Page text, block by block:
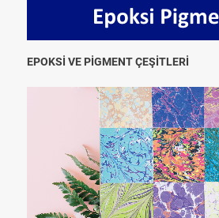
EPOKSI VE PIGMENT ÇEŞITLERI